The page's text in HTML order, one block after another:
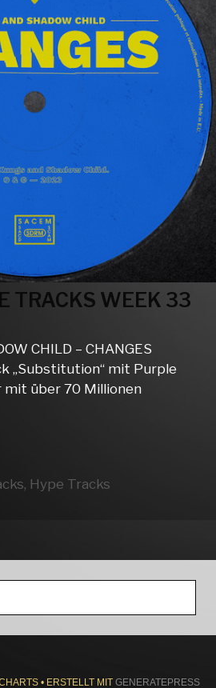
TRACKS WEEK 33
CHILD – CHANGES
„Substitution“ mit Purple
mit über 70 Millionen
, Hype Tracks
• ERSTELLT MIT GENERATEPRESS